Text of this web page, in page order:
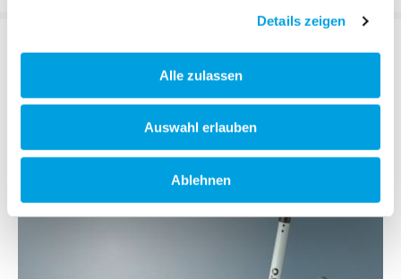
Details zeigen
Alle zulassen
Auswahl erlauben
Ablehnen